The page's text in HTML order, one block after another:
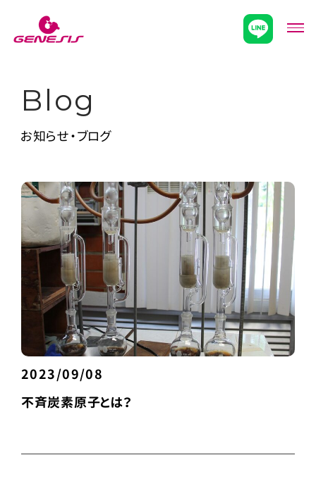
次世代型超個別塾Genesis メ
Blog
お知らせ・ブログ
2023/09/08
不斉炭素原子とは？